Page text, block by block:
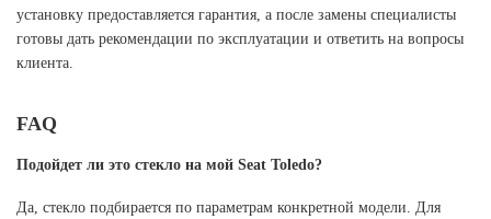
установку предоставляется гарантия, а после замены специалисты
готовы дать рекомендации по эксплуатации и ответить на вопросы
клиента.
FAQ
Подойдет ли это стекло на мой Seat Toledo?
Да, стекло подбирается по параметрам конкретной модели. Для